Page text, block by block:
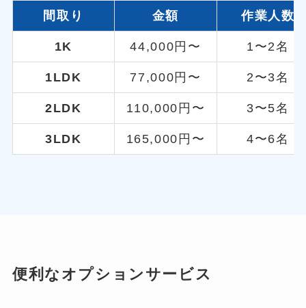
間取り 金額 作業人数
1K 44,000円〜 1〜2名
1LDK 77,000円〜 2〜3名
2LDK 110,000円〜 3〜5名
3LDK 165,000円〜 4〜6名
便利なオプションサービス